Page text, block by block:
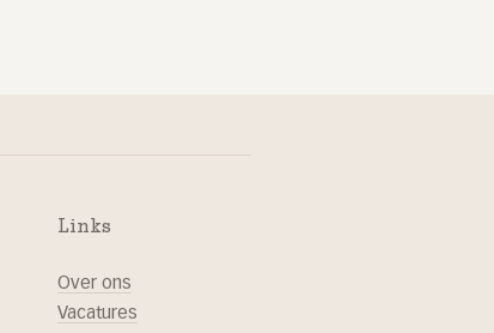
Links
Over ons
Vacatures